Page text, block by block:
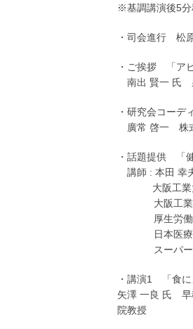
※基調講演後5分
・司会進行 松
・ご挨拶 「ア
南出 賢一 氏
・研究会コー
廣常 啓一 株
・話題提供 「
講師 : 本田 幸
大阪工業大学
大阪工業大学
厚生労働省
日本医療研究
スーパー
・講演1 「食
矢澤 一良 氏 早
院教授